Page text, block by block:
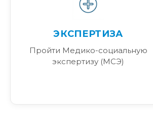
ЭКСПЕРТИЗА
Пройти Медико-социальную
экспертизу (МСЭ)